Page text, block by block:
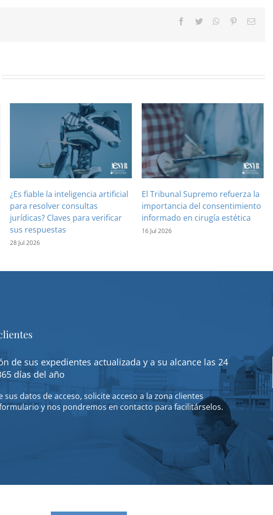
Facebook
TwitterWhatsApp
PinterestCorreo
¿Es fiable la inteligencia artificial
para resolver consultas
jurídicas? Claves para verificar
sus respuestas
28 Jul 2026
El Tribunal Supremo refuerza la
importancia del consentimiento
informado en cirugía estética
16 Jul 2026
de sus expedientes actualizada y a su alcance las 24
días del año
sus datos de acceso, solicite acceso a la zona clientes
y nos pondremos en contacto para facilitárselos.